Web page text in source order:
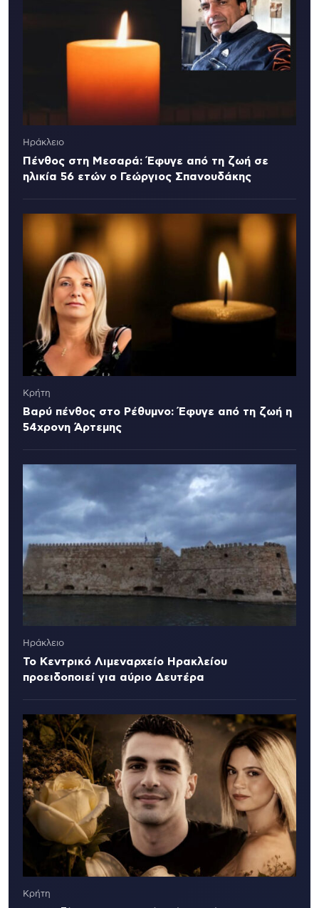
Ηράκλειο
Πένθος στη Μεσαρά: Έφυγε από τη ζωή σε
ηλικία 56 ετών ο Γεώργιος Σπανουδάκης
Κρήτη
Βαρύ πένθος στο Ρέθυμνο: Έφυγε από τη ζωή η
54χρονη Άρτεμης
Ηράκλειο
Το Κεντρικό Λιμεναρχείο Ηρακλείου
προειδοποιεί για αύριο Δευτέρα
Κρήτη